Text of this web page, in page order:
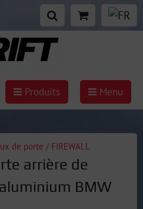
Produits Menu
de porte / FIREWALL
arrière de
BMW